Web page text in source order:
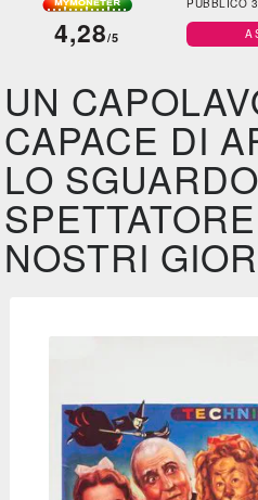
4,28/5
PUBBLICO
UN
CAPACE DI
LO
NOSTRI